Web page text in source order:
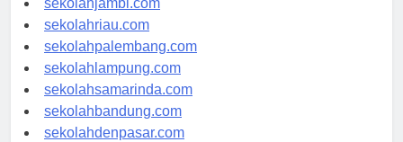
sekolahjambi.com
sekolahriau.com
sekolahpalembang.com
sekolahlampung.com
sekolahsamarinda.com
sekolahbandung.com
sekolahdenpasar.com